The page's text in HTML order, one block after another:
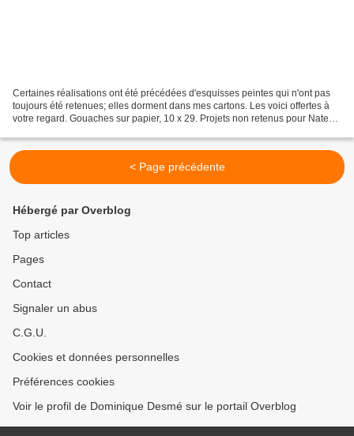
Certaines réalisations ont été précédées d'esquisses peintes qui n'ont pas
toujours été retenues; elles dorment dans mes cartons. Les voici offertes à
votre regard. Gouaches sur papier, 10 x 29. Projets non retenus pour Natexis
< Page précédente
Hébergé par Overblog
Top articles
Pages
Contact
Signaler un abus
C.G.U.
Cookies et données personnelles
Préférences cookies
Voir le profil de Dominique Desmé sur le portail Overblog